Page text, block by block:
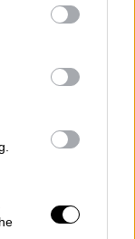
may click to
party tags to
below Google
η
DNA
σταθερό